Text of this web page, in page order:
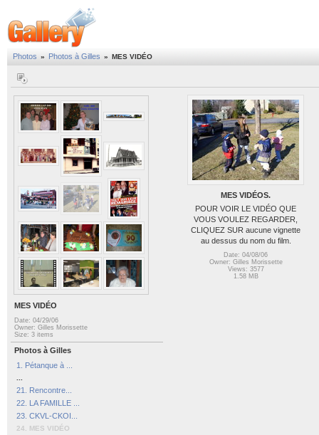
Photos » Photos à Gilles » MES VIDÉO
MES VIDÉO
Date: 04/29/06
Owner: Gilles Morissette
Size: 3 items
Photos à Gilles
1. Pétanque à ...
21. Rencontre...
22. LA FAMILLE ...
23. CKVL-CKOI...
24. MES VIDÉO
MES VIDÉOS.
POUR VOIR LE VIDÉO QUE
VOUS VOULEZ REGARDER,
CLIQUEZ SUR aucune vignette
au dessus du nom du film.
Date: 04/08/06
Owner: Gilles Morissette
Views: 3577
1.58 MB